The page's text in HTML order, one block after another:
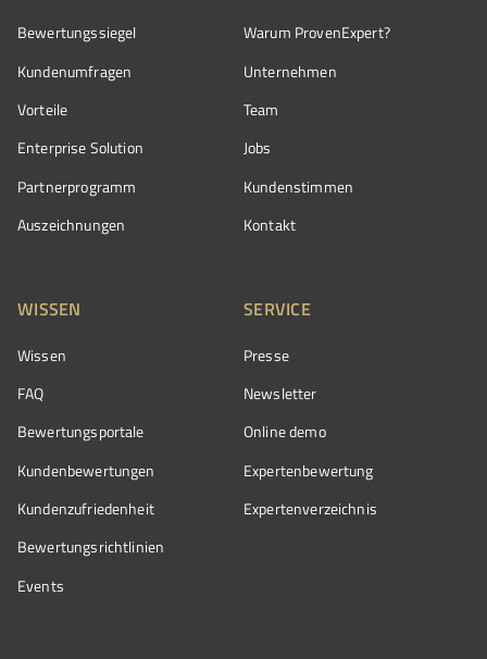
Bewertungssiegel
Kundenumfragen
Vorteile
Enterprise Solution
Partnerprogramm
Auszeichnungen
Warum ProvenExpert?
Unternehmen
Team
Jobs
Kundenstimmen
Kontakt
WISSEN
Wissen
FAQ
Bewertungsportale
Kundenbewertungen
Kundenzufriedenheit
Bewertungs­richtlinien
Events
SERVICE
Presse
Newsletter
Online demo
Expertenbewertung
Expertenverzeichnis